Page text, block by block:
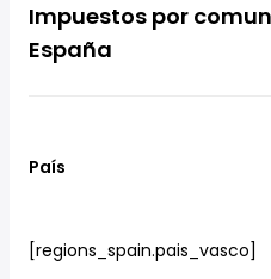
Impuestos por
España
País
[regions_spain.pais_vasco]